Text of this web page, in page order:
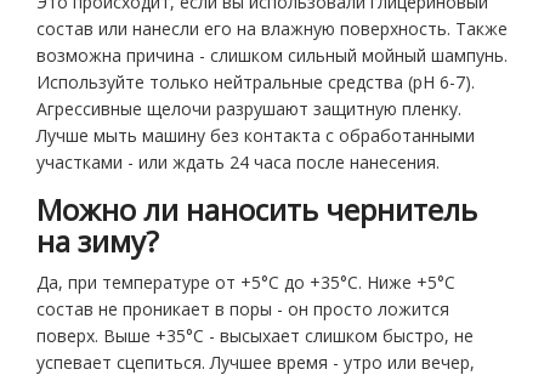
состав или нанесли его на влажную поверхность. Также
возможна причина - слишком сильный мойный шампунь.
Используйте только нейтральные средства (pH 6-7).
Агрессивные щелочи разрушают защитную пленку.
Лучше мыть машину без контакта с обработанными
участками - или ждать 24 часа после нанесения.
Можно ли наносить чернитель
на зиму?
Да, при температуре от +5°C до +35°C. Ниже +5°C
состав не проникает в поры - он просто ложится
поверх. Выше +35°C - высыхает слишком быстро, не
успевает сцепиться. Лучшее время - утро или вечер,